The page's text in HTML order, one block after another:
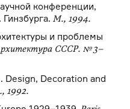
конференции,
М., 1994.
и проблемы
СССР. № 3–
Decoration and
1992.